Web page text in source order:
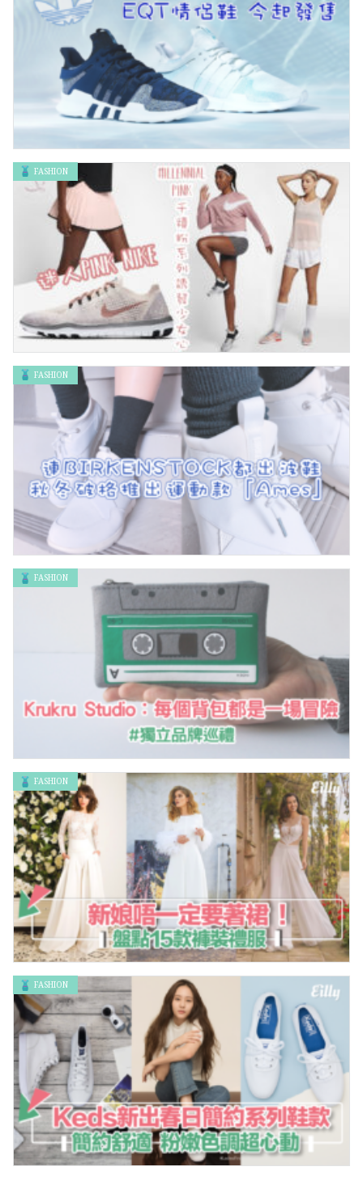
ADIDAS 全新海洋系配色EQT情侶鞋 今起發售
迷人PINK NIKE 「Millennial Pink 千禧粉」系列誘發少女心
FASHION
連BIRKENSTOCK都出波鞋 秋冬破格推出運動款「Ames」
FASHION
【獨立品牌巡禮】Krukru Studio：每個背包都是一場冒險
FASHION
新娘唔一定要著裙！盤點15款褲裝禮服
FASHION
FASHION